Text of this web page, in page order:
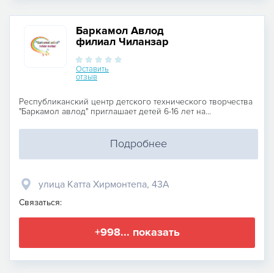
Баркамол Авлод
филиал Чиланзар
Оставить
отзыв
Республиканский центр детского технического творчества
"Баркамол авлод" приглашает детей 6-16 лет на...
Подробнее
улица Катта Хирмонтепа, 43А
Связаться:
+998... показать